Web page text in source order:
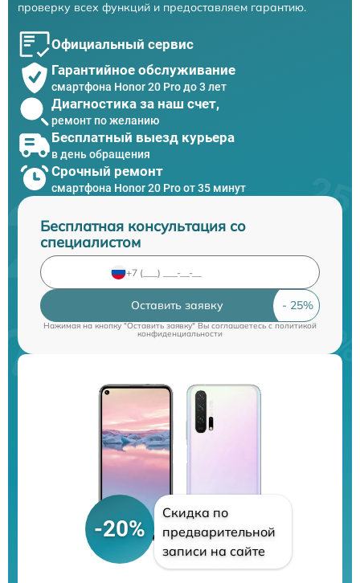
проверку всех функций и предоставляем гарантию.
Официальный сервис
Гарантийное обслуживание
смартфона Honor 20 Pro до 3 лет
Диагностика за наш счет,
ремонт по желанию
Бесплатный выезд курьера
в день обращения
Срочный ремонт
смартфона Honor 20 Pro от 35 минут
Бесплатная консультация со
специалистом
Оставить заявку
Нажимая на кнопку "Оставить заявку" Вы соглашаетесь cполитикой
конфиденциальности
-20%
Скидка по
предварительной
записи на сайте